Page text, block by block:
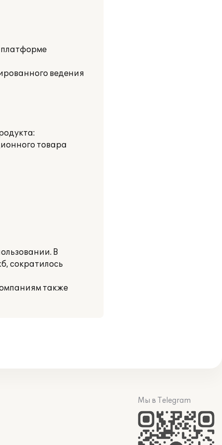
платформе
ведения
товара
В
сократилось
также
Мы в Telegram